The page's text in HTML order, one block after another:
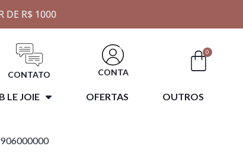
DE R$ 1000
CONTATO CONTA
0
LE JOIE OFERTAS OUTROS